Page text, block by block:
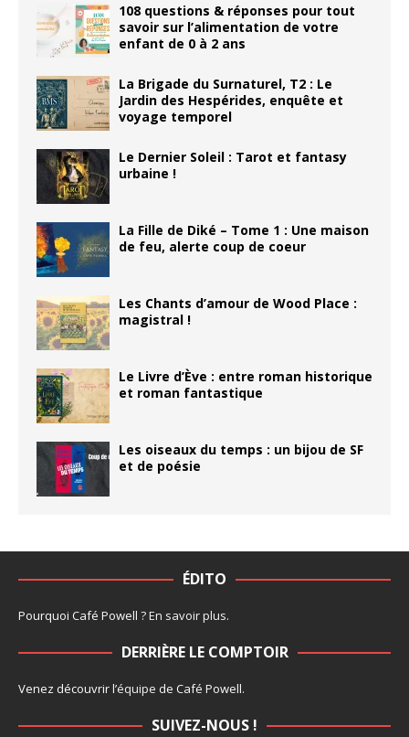
108 questions & réponses pour tout
savoir sur l’alimentation de votre
enfant de 0 à 2 ans
La Brigade du Surnaturel, T2 : Le
Jardin des Hespérides, enquête et
voyage temporel
Le Dernier Soleil : Tarot et fantasy
urbaine !
La Fille de Diké – Tome 1 : Une maison
de feu, alerte coup de coeur
Les Chants d’amour de Wood Place :
magistral !
Le Livre d’Ève : entre roman historique
et roman fantastique
Les oiseaux du temps : un bijou de SF
et de poésie
ÉDITO
Pourquoi Café Powell ?En savoir plus.
DERRIÈRE LE COMPTOIR
Venez découvrir l’équipe de Café Powell.
SUIVEZ-NOUS !